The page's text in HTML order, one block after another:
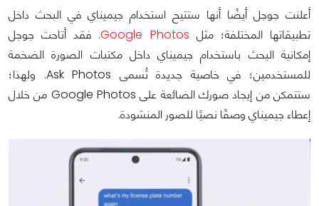
أعلنت جوجل أيضًا أنها ستتيح استخدام جيميناي في البحث داخل
تطبيقاتها المختلفة؛ مثل Google Photos. فقد أتاحت جوجل
إمكانية البحث باستخدام جيميناي داخل مكتبات الصورة الضخمة
للمستخدمين؛ في خاصية جديدة تُسمى Ask Photos. ولهذا؛
ستتمكن من إيجاد صورك الضائعة على Google Photos من خلال
إعطاء جيميناي وصفًا نصيًا للصور المنشودة.